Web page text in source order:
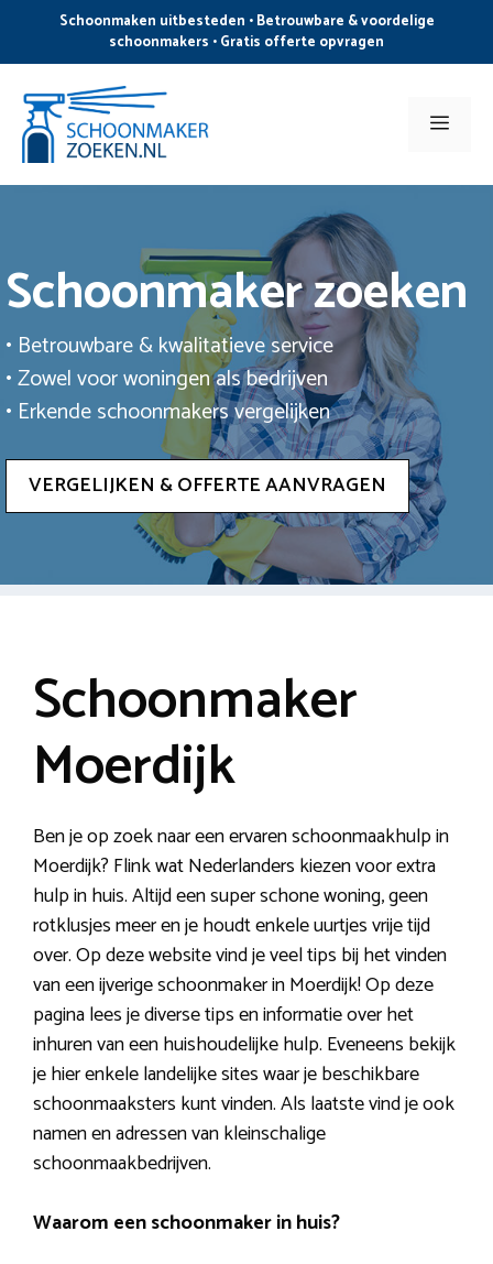
de
inhoud
Schoonmaken uitbesteden • Betrouwbare & voordelige
schoonmakers • Gratis offerte opvragen
Menu
Schoonmaker zoeken
• Betrouwbare & kwalitatieve service
• Zowel voor woningen als bedrijven
• Erkende schoonmakers vergelijken
VERGELIJKEN & OFFERTE AANVRAGEN
Schoonmaker
Moerdijk
Ben je op zoek naar een ervaren schoonmaakhulp in
Moerdijk? Flink wat Nederlanders kiezen voor extra
hulp in huis. Altijd een super schone woning, geen
rotklusjes meer en je houdt enkele uurtjes vrije tijd
over. Op deze website vind je veel tips bij het vinden
van een ijverige schoonmaker in Moerdijk! Op deze
pagina lees je diverse tips en informatie over het
inhuren van een huishoudelijke hulp. Eveneens bekijk
je hier enkele landelijke sites waar je beschikbare
schoonmaaksters kunt vinden. Als laatste vind je ook
namen en adressen van kleinschalige
schoonmaakbedrijven.
Waarom een schoonmaker in huis?